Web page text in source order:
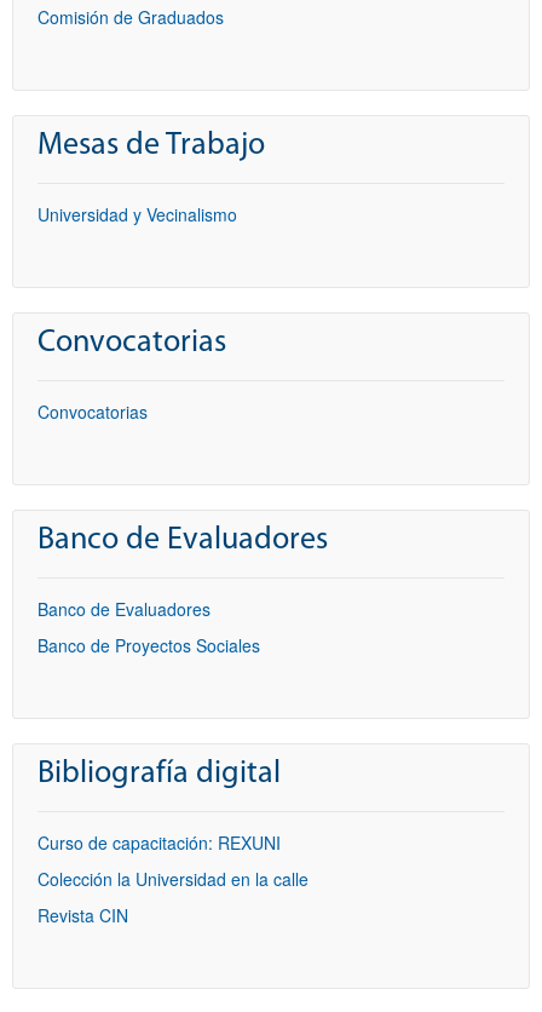
Comisión de Graduados
Mesas de Trabajo
Universidad y Vecinalismo
Convocatorias
Convocatorias
Banco de Evaluadores
Banco de Evaluadores
Banco de Proyectos Sociales
Bibliografía digital
Curso de capacitación: REXUNI
Colección la Universidad en la calle
Revista CIN